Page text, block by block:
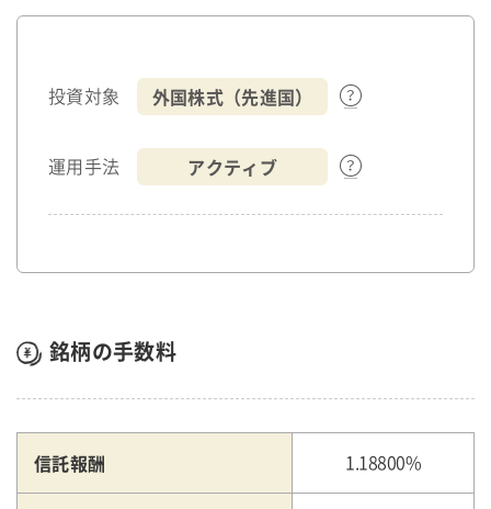
投資対象 外国株式（先進国）
運用手法 アクティブ
銘柄の手数料
信託報酬 1.18800%